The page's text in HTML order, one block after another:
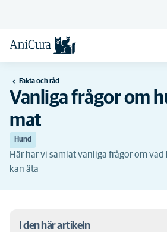
Fakta och råd
Vanliga frågor om
mat
Hund
Här har vi samlat vanliga frågor om
kan äta
I den här artikeln